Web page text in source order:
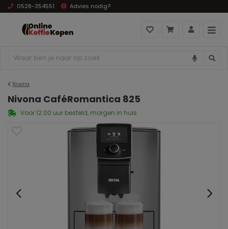
0528-354551 Advies nodig?
Nivona
Nivona CaféRomantica 825
Voor 12:00 uur besteld, morgen in huis